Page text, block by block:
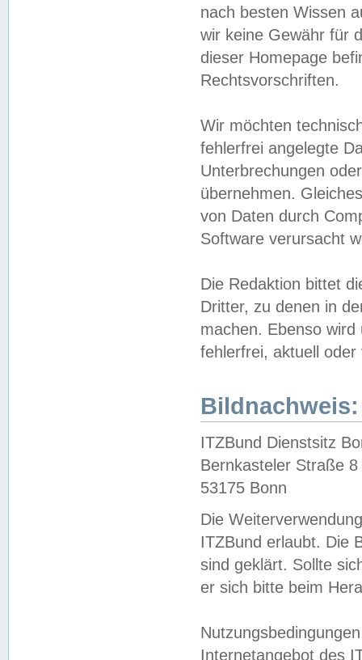
nach besten Wissen
wir keine Gewähr für
dieser Homepage
Rechtsvorschriften.
Wir möchten
fehlerfrei angelegte
Unterbrechungen
übernehmen.
von Daten durch
Software verursacht
Die Redaktion bittet
Dritter, zu denen in
machen. Ebenso
fehlerfrei, aktuell oder
Bildnachweis:
ITZBund Dienstsitz
Bernkasteler Straße 8
53175 Bonn
Die
ITZBund erlaubt. Die
sind geklärt. Sollte
er sich bitte beim
Internetangebot des